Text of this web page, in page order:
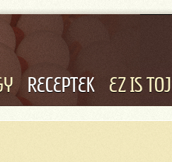
RECEPTEK EZ IS